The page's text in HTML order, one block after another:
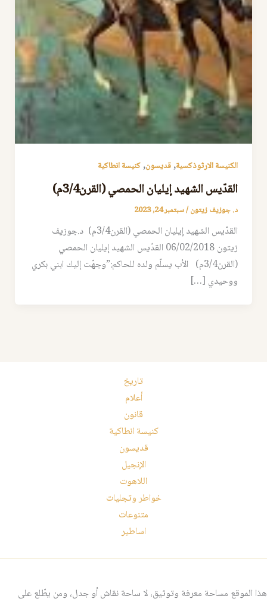
الكنيسة الارثوذكسية,قديسون,كنيسة انطاكية
القدّيس الشهيد إيليان الحمصي‎ ‎‏(القرن3/4م)‏
د. جوزيف زيتون/سبتمبر 24, 2023
القدّيس الشهيد إيليان الحمصي‎ ‎‏(القرن3/4م)‏ د.جوزيف
‎‏(القرن3/4م)‏ الأب يسلّم ولده للحاكم:”وجهّت إليك ابني بكري
ووحيدي […]
تاريخ
أعلام
قانون
كنيسة انطاكية
قديسون
الإنجيل
اللاهوت
خواطر وتجليات
متنوعات
اساطير
هذا الموقع مساحة معرفة وتوثيق، لا ساحة نقاش أو جدل، ومن يطّلع على